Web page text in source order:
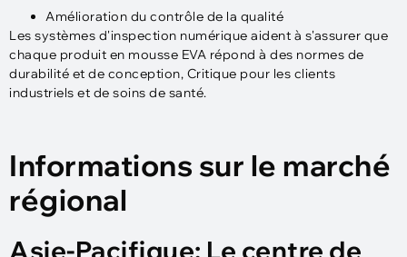
Amélioration du contrôle de la qualité
Les systèmes d'inspection numérique aident à s'assurer que
chaque produit en mousse EVA répond à des normes de
durabilité et de conception, Critique pour les clients
industriels et de soins de santé.
Informations sur le marché
régional
Asie-Pacifique: Le centre de